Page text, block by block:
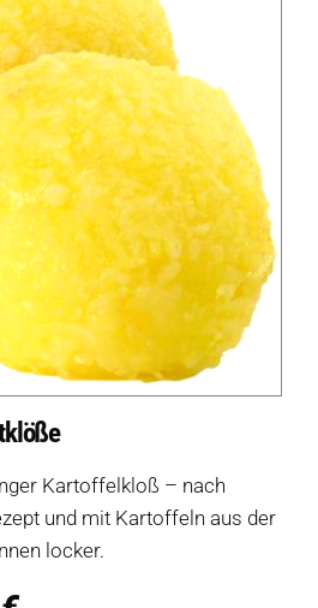
Kartoffelkloß – nach
und mit Kartoffeln aus der
locker.